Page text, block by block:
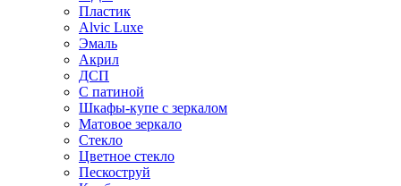
Пластик
Alvic Luxe
Эмаль
Акрил
ДСП
С патиной
Шкафы-купе с зеркалом
Матовое зеркало
Стекло
Цветное стекло
Пескоструй